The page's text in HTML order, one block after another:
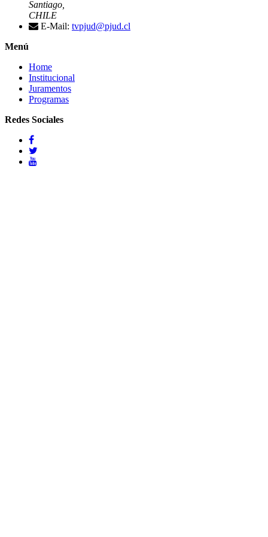
Santiago,
CHILE
E-Mail: tvpjud@pjud.cl
Menú
Home
Institucional
Juramentos
Programas
Redes Sociales